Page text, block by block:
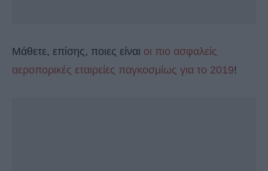
Μάθετε, επίσης, ποιες είναι οι πιο ασφαλείς
αεροπορικές εταιρείες παγκοσμίως για το 2019!